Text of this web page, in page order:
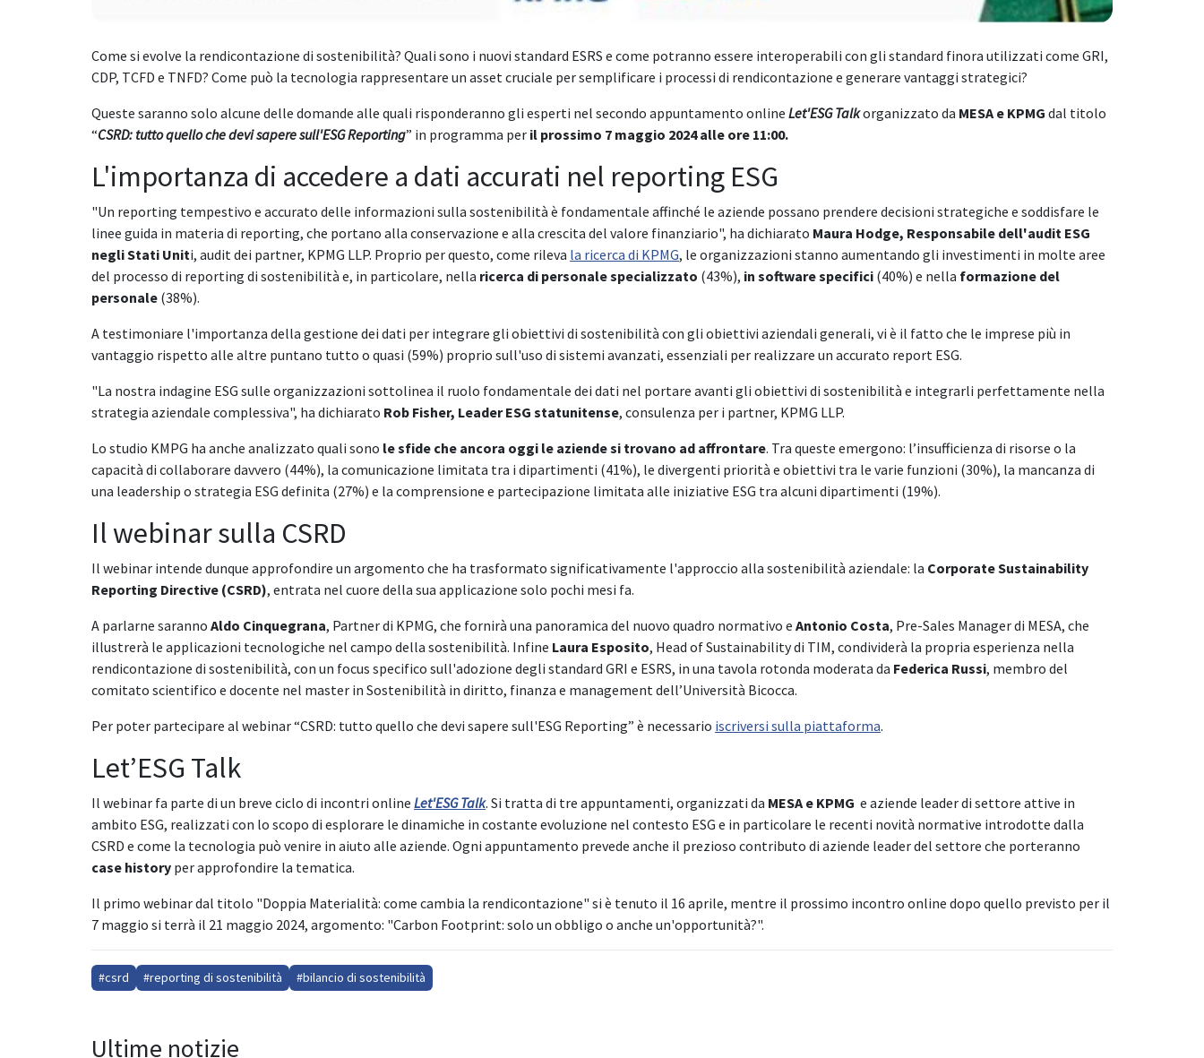
Come si evolve la rendicontazione di sostenibilità? Quali sono i nuovi standard ESRS e come potranno essere interoperabili con gli standard finora utilizzati come GRI,
CDP, TCFD e TNFD? Come può la tecnologia rappresentare un asset cruciale per semplificare i processi di rendicontazione e generare vantaggi strategici?
Queste saranno solo alcune delle domande alle quali risponderanno gli esperti nel secondo appuntamento online Let'ESG Talkorganizzato da MESA e KPMG dal titolo
“CSRD: tutto quello che devi sapere sull'ESG Reporting” in programma per il prossimo 7 maggio 2024 alle ore 11:00.
L'importanza di accedere a dati accurati nel reporting ESG
"Un reporting tempestivo e accurato delle informazioni sulla sostenibilità è fondamentale affinché le aziende possano prendere decisioni strategiche e soddisfare le
linee guida in materia di reporting, che portano alla conservazione e alla crescita del valore finanziario", ha dichiarato Maura Hodge, Responsabile dell'audit ESG
negli Stati Uniti, audit dei partner, KPMG LLP. Proprio per questo, come rileva la ricerca di KPMG, le organizzazioni stanno aumentando gli investimenti in molte aree
del processo di reporting di sostenibilità e, in particolare, nella ricerca di personale specializzato (43%), in software specifici (40%) e nella formazione del
personale (38%).
A testimoniare l'importanza della gestione dei dati per integrare gli obiettivi di sostenibilità con gli obiettivi aziendali generali, vi è il fatto che le imprese più in
vantaggio rispetto alle altre puntano tutto o quasi (59%) proprio sull'uso di sistemi avanzati, essenziali per realizzare un accurato report ESG.
"La nostra indagine ESG sulle organizzazioni sottolinea il ruolo fondamentale dei dati nel portare avanti gli obiettivi di sostenibilità e integrarli perfettamente nella
strategia aziendale complessiva", ha dichiarato Rob Fisher, Leader ESG statunitense, consulenza per i partner, KPMG LLP.
Lo studio KMPG ha anche analizzato quali sono le sfide che ancora oggi le aziende si trovano ad affrontare. Tra queste emergono: l’insufficienza di risorse o la
capacità di collaborare davvero (44%), la comunicazione limitata tra i dipartimenti (41%), le divergenti priorità e obiettivi tra le varie funzioni (30%), la mancanza di
una leadership o strategia ESG definita (27%) e la comprensione e partecipazione limitata alle iniziative ESG tra alcuni dipartimenti (19%).
Il webinar sulla CSRD
Il webinar intende dunque approfondire un argomento che ha trasformato significativamente l'approccio alla sostenibilità aziendale: la Corporate Sustainability
Reporting Directive (CSRD), entrata nel cuore della sua applicazione solo pochi mesi fa.
A parlarne saranno Aldo Cinquegrana, Partner di KPMG, che fornirà una panoramica del nuovo quadro normativo e Antonio Costa, Pre-Sales Manager di MESA, che
illustrerà le applicazioni tecnologiche nel campo della sostenibilità. Infine Laura Esposito, Head of Sustainability di TIM, condividerà la propria esperienza nella
rendicontazione di sostenibilità, con un focus specifico sull'adozione degli standard GRI e ESRS, in una tavola rotonda moderata da Federica Russi, membro del
comitato scientifico e docente nel master in Sostenibilità in diritto, finanza e management dell’Università Bicocca.
Per poter partecipare al webinar “CSRD: tutto quello che devi sapere sull'ESG Reporting” è necessario iscriversi sulla piattaforma.
Let’ESG Talk
Il webinar fa parte di un breve ciclo di incontri online Let'ESG Talk. Si tratta di tre appuntamenti, organizzati da MESA e KPMG e aziende leader di settore attive in
ambito ESG, realizzati con lo scopo di esplorare le dinamiche in costante evoluzione nel contesto ESG e in particolare le recenti novità normative introdotte dalla
CSRD e come la tecnologia può venire in aiuto alle aziende. Ogni appuntamento prevede anche il prezioso contributo di aziende leader del settore che porteranno
case history per approfondire la tematica.
Il primo webinar dal titolo "Doppia Materialità: come cambia la rendicontazione" si è tenuto il 16 aprile, mentre il prossimo incontro online dopo quello previsto per il
7 maggio si terrà il 21 maggio 2024, argomento: "Carbon Footprint: solo un obbligo o anche un'opportunità?".
#csrd #reporting di sostenibilità #bilancio di sostenibilità
Ultime notizie